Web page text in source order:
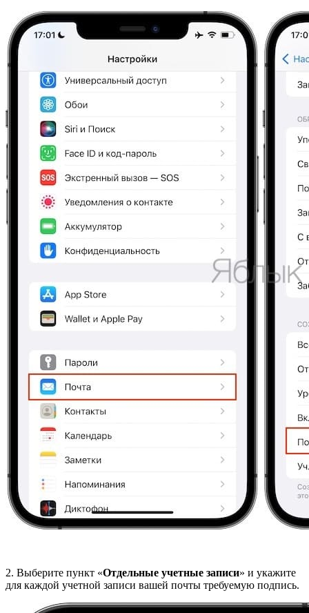
2. Выберите пункт «Отдельные учетные записи» и укажите
для каждой учетной записи вашей почты требуемую подпись.